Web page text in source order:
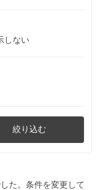
しない
絞り込む
た。条件を変更して